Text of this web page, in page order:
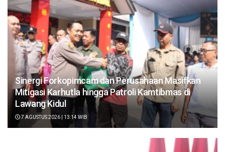
Sinergi Forkopimcam dan Perusahaan Masifkan
Mitigasi Karhutla hingga Patroli Kamtibmas di
Lawang Kidul
7 AGUSTUS 2026 | 13:14 WIB